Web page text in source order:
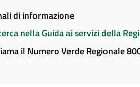
di informazione
nella Guida ai servizi della
il Numero Verde Regionale